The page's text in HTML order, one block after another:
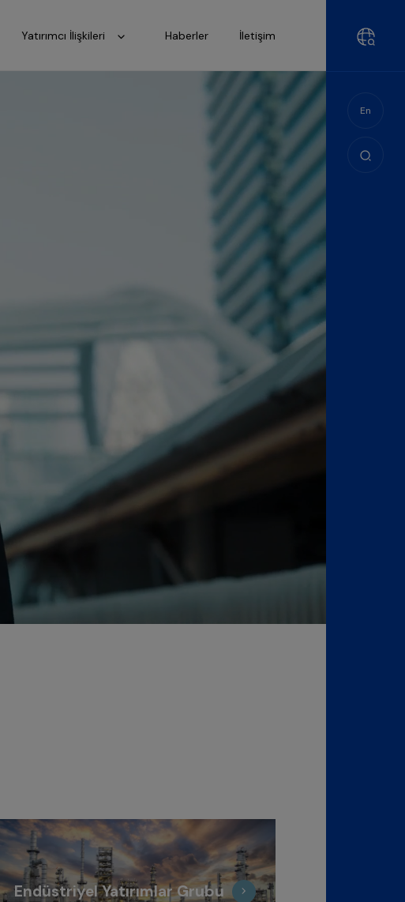
Yatırımcı İlişkileri Haberler İletişim
En
Endüstriyel Yatırımlar Grubu